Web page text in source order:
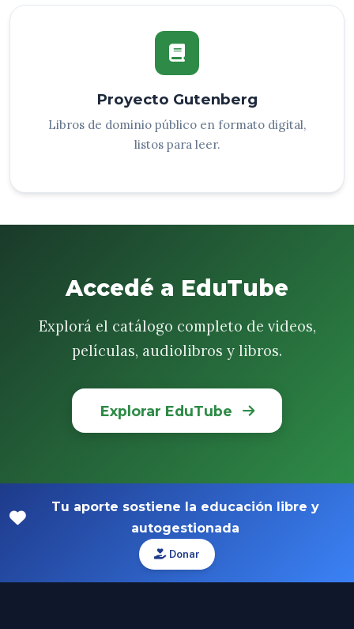
Proyecto Gutenberg
Libros de dominio público en formato digital,
listos para leer.
Accedé a EduTube
Explorá el catálogo completo de videos,
películas, audiolibros y libros.
Explorar EduTube
Tu aporte sostiene la educación libre y
autogestionada
Donar